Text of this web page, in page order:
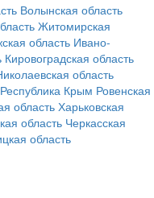
Волынская область
Житомирская
область Ивано-
Кировоградская область
область
Республика Крым Ровенская
область Харьковская
область Черкасская
область